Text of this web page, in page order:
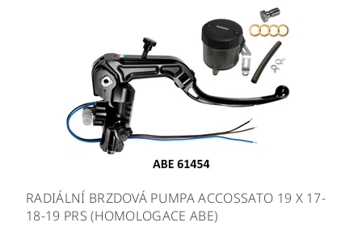
RADIÁLNÍ BRZDOVÁ PUMPA ACCOSSATO 19 X 17-
18-19 PRS (HOMOLOGACE ABE)